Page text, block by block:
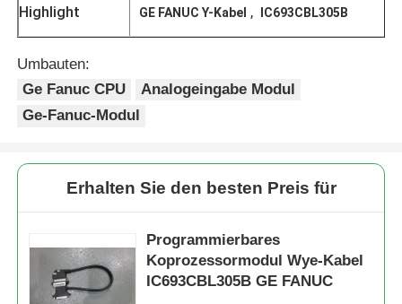
Zu Hause
Produkte
Über uns
Werksbesichtigung
Qualitätskontrolle
Kontakt mit uns
Highlight GE FANUC Y-Kabel , IC693CBL305B
Umbauten:
Ge Fanuc CPU
Analogeingabe Modul
Ge-Fanuc-Modul
Erhalten Sie den besten Preis für
Programmierbares
Koprozessormodul Wye-Kabel
IC693CBL305B GE FANUC